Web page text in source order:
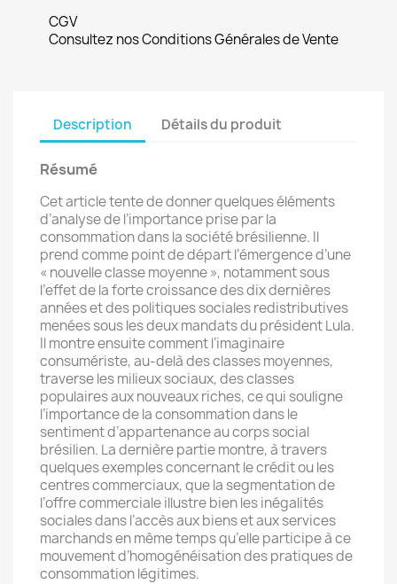
CGV
Consultez nos Conditions Générales de Vente
Description Détails du produit
Résumé
Cet article tente de donner quelques éléments
d’analyse de l’importance prise par la
consommation dans la société brésilienne. Il
prend comme point de départ l’émergence d’une
« nouvelle classe moyenne », notamment sous
l’effet de la forte croissance des dix dernières
années et des politiques sociales redistributives
menées sous les deux mandats du président Lula.
Il montre ensuite comment l’imaginaire
consumériste, au-delà des classes moyennes,
traverse les milieux sociaux, des classes
populaires aux nouveaux riches, ce qui souligne
l’importance de la consommation dans le
sentiment d’appartenance au corps social
brésilien. La dernière partie montre, à travers
quelques exemples concernant le crédit ou les
centres commerciaux, que la segmentation de
l’offre commerciale illustre bien les inégalités
sociales dans l’accès aux biens et aux services
marchands en même temps qu’elle participe à ce
mouvement d’homogénéisation des pratiques de
consommation légitimes.